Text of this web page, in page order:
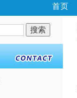
首页